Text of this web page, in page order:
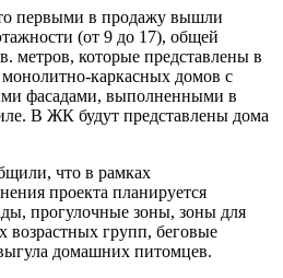
первыми в продажу вышли
(от 9 до 17), общей
метров, которые представлены в
каркасных домов с
фасадами, выполненными в
В ЖК будут представлены дома
что в рамках
проекта планируется
прогулочные зоны, зоны для
возрастных групп, беговые
домашних питомцев.